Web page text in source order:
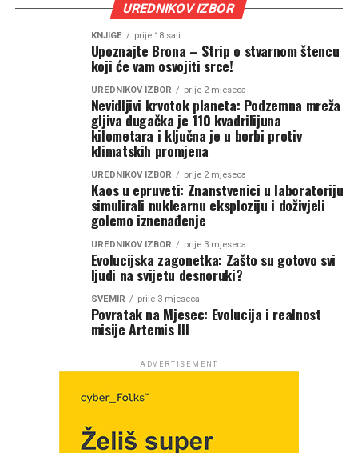
UREDNIKOV IZBOR
KNJIGE prije 18 sati
Upoznajte Brona – Strip o stvarnom štencu
koji će vam osvojiti srce!
UREDNIKOV IZBOR prije 2 mjeseca
Nevidljivi krvotok planeta: Podzemna mreža
gljiva dugačka je 110 kvadrilijuna
kilometara i ključna je u borbi protiv
klimatskih promjena
UREDNIKOV IZBOR prije 2 mjeseca
Kaos u epruveti: Znanstvenici u laboratoriju
simulirali nuklearnu eksploziju i doživjeli
golemo iznenađenje
UREDNIKOV IZBOR prije 3 mjeseca
Evolucijska zagonetka: Zašto su gotovo svi
ljudi na svijetu desnoruki?
SVEMIR prije 3 mjeseca
Povratak na Mjesec: Evolucija i realnost
misije Artemis III
ADVERTISEMENT